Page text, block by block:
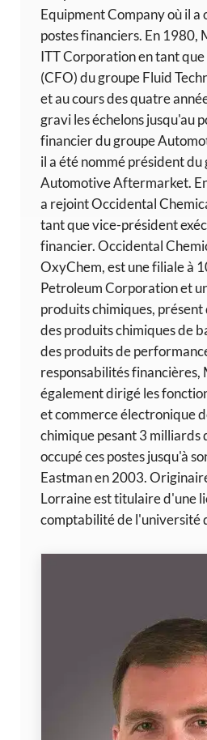
Equipment Company où il a
postes financiers. En 1980,
ITT Corporation en tant
(CFO) du groupe Fluid
et au cours des quatre
gravi les échelons jusqu'au
financier du groupe
il a été nommé président du
Automotive Aftermarket.
a rejoint Occidental
tant que vice-président
financier. Occidental
OxyChem, est une filiale à
Petroleum Corporation et
produits chimiques, présent
des produits chimiques de
des produits de
responsabilités financières,
également dirigé les
et commerce électronique
chimique pesant 3 milliards
occupé ces postes jusqu'à
Eastman en 2003.
Lorraine est titulaire d'une
comptabilité de l'université